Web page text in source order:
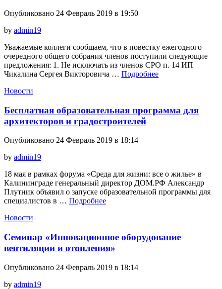
Опубликовано 24 Февраль 2019 в 19:50
by admin19
Уважаемые коллеги сообщаем, что в повестку ежегодного
очередного общего собрания членов поступили следующие
предложения: 1. Не исключать из членов СРО п. 14 ИП
Чикалина Сергея Викторовича … Подробнее
Новости
Бесплатная образовательная программа для
архитекторов и градостроителей
Опубликовано 24 Февраль 2019 в 18:14
by admin19
18 мая в рамках форума «Среда для жизни: все о жилье» в
Калининграде генеральный директор ДОМ.РФ Александр
Плутник объявил о запуске образовательной программы для
специалистов в … Подробнее
Новости
Семинар «Инновационное оборудование
вентиляции и отопления»
Опубликовано 24 Февраль 2019 в 18:14
by admin19